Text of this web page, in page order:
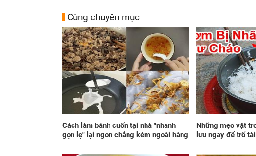
Cùng chuyên mục
Cách làm bánh cuốn tại nhà "nhanh
gọn lẹ" lại ngon chẳng kém ngoài hàng
Những mẹo vặt
lưu ngay để trổ